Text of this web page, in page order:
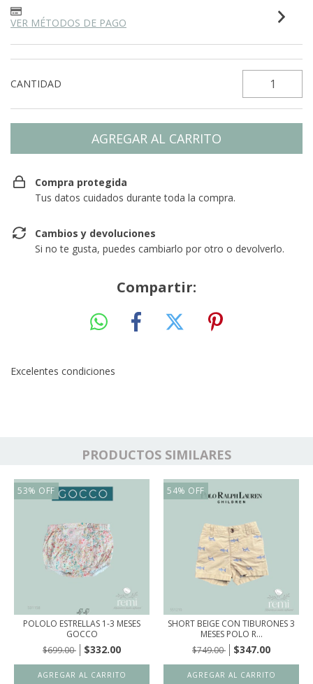
VER MÉTODOS DE PAGO
CANTIDAD
Compra protegida
Tus datos cuidados durante toda la compra.
Cambios y devoluciones
Si no te gusta, puedes cambiarlo por otro o devolverlo.
Compartir:
Excelentes condiciones
PRODUCTOS SIMILARES
53% OFF
POLOLO ESTRELLAS 1-3 MESES
GOCCO
$699.00
$332.00
54% OFF
SHORT BEIGE CON TIBURONES 3
MESES POLO R...
$749.00
$347.00